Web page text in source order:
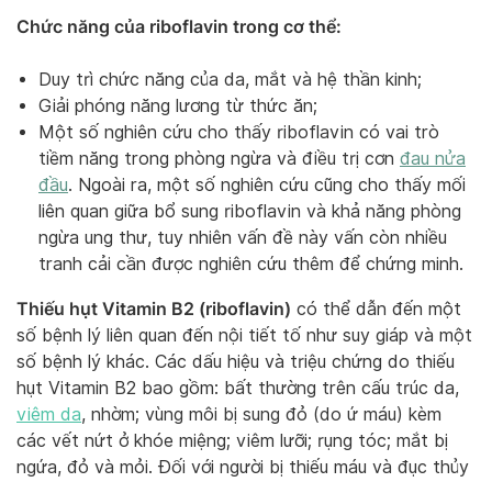
Chức năng của riboflavin trong cơ thể:
Duy trì chức năng của da, mắt và hệ thần kinh;
Giải phóng năng lương từ thức ăn;
Một số nghiên cứu cho thấy riboflavin có vai trò
tiềm năng trong phòng ngừa và điều trị cơn đau nửa
đầu. Ngoài ra, một số nghiên cứu cũng cho thấy mối
liên quan giữa bổ sung riboflavin và khả năng phòng
ngừa ung thư, tuy nhiên vấn đề này vấn còn nhiều
tranh cải cần được nghiên cứu thêm để chứng minh.
Thiếu hụt Vitamin B2 (riboflavin) có thể dẫn đến một
số bệnh lý liên quan đến nội tiết tố như suy giáp và một
số bệnh lý khác. Các dấu hiệu và triệu chứng do thiếu
hụt Vitamin B2 bao gồm: bất thường trên cấu trúc da,
viêm da, nhờm; vùng môi bị sung đỏ (do ứ máu) kèm
các vết nứt ở khóe miệng; viêm lưỡi; rụng tóc; mắt bị
ngứa, đỏ và mỏi. Đối với người bị thiếu máu và đục thủy